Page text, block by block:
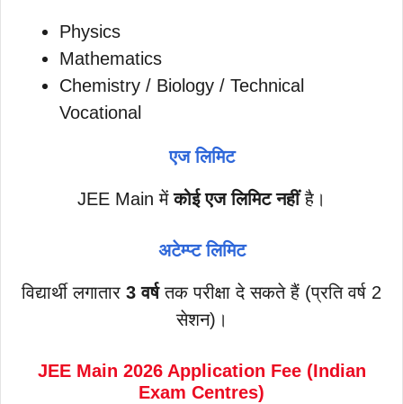
Physics
Mathematics
Chemistry / Biology / Technical
Vocational
एज लिमिट
JEE Main मेंकोई एज लिमिट नहींहै।
अटेम्प्ट लिमिट
विद्यार्थी लगातार 3 वर्षतक परीक्षा दे सकते हैं (प्रति वर्ष 2
सेशन)।
JEE Main 2026 Application Fee (Indian
Exam Centres)